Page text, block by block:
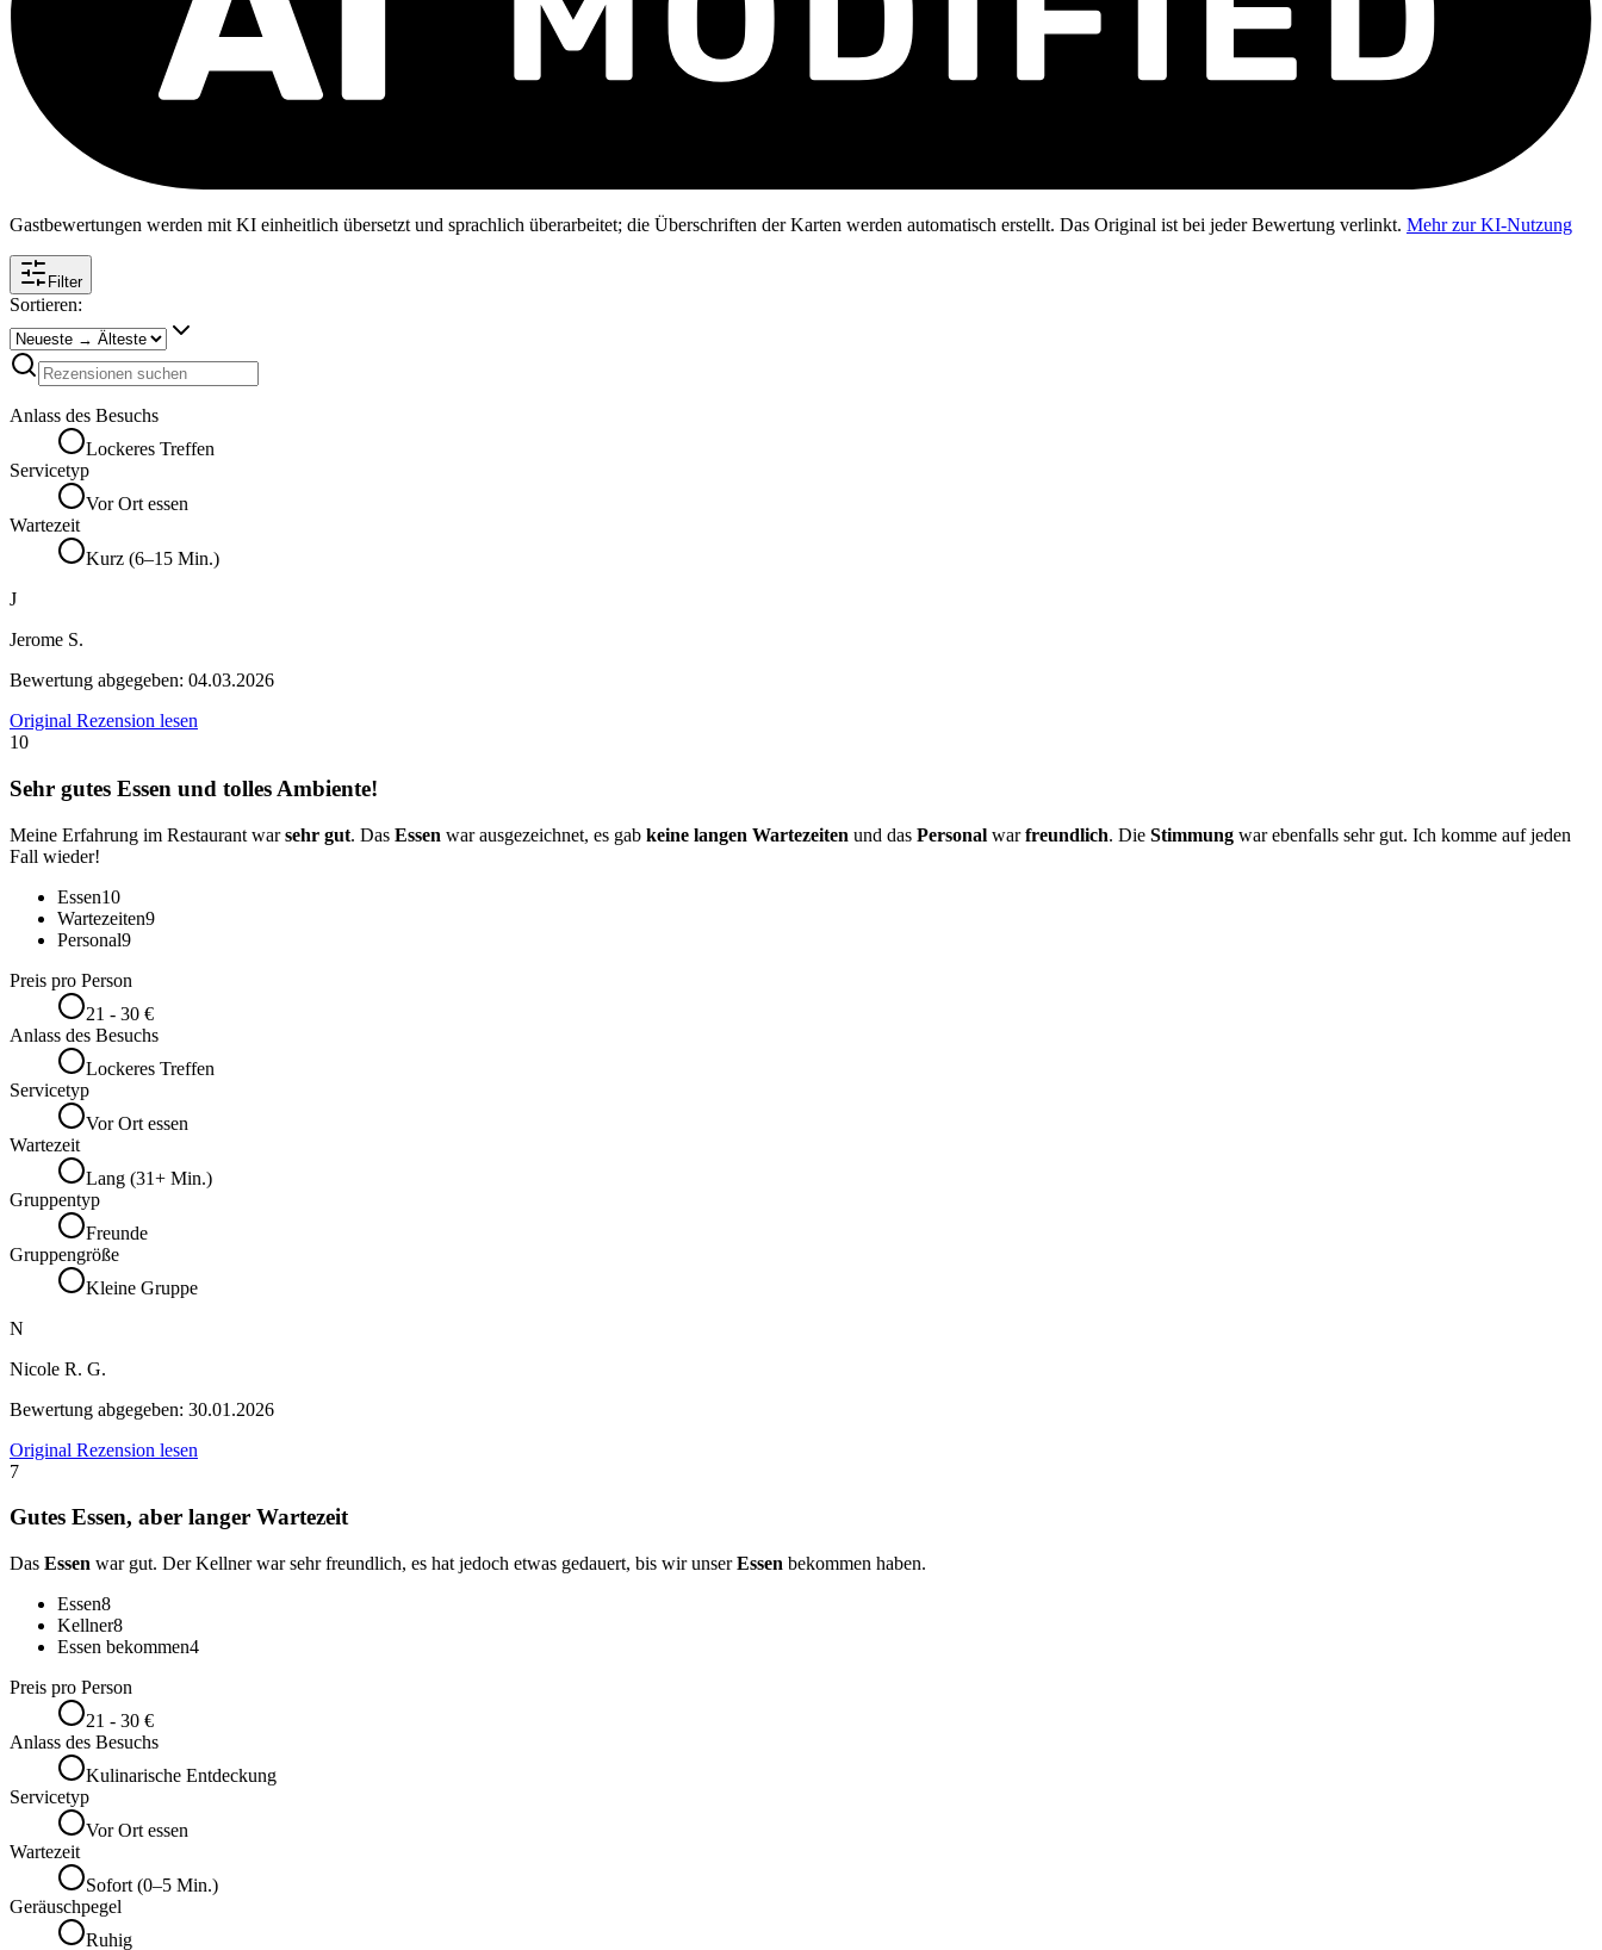
Gastbewertungen werden mit KI einheitlich übersetzt und sprachlich überarbeitet; die Überschriften der Karten werden automatisch erstellt. Das Original ist bei jeder Bewertung verlinkt. Mehr zur KI-Nutzung
Filter
Sortieren:
Anlass des Besuchs
Lockeres Treffen
Servicetyp
Vor Ort essen
Wartezeit
Kurz (6–15 Min.)
J
Jerome S.
Bewertung abgegeben: 04.03.2026
Original Rezension lesen
10
Sehr gutes Essen und tolles Ambiente!
Meine Erfahrung im Restaurant warsehr gut. Das Essen war ausgezeichnet, es gab keine langen Wartezeiten und das Personal warfreundlich. Die Stimmung war ebenfalls sehr gut. Ich komme auf jeden
Fall wieder!
Essen10
Wartezeiten9
Personal9
Preis pro Person
21 - 30 €
Anlass des Besuchs
Lockeres Treffen
Servicetyp
Vor Ort essen
Wartezeit
Lang (31+ Min.)
Gruppentyp
Freunde
Gruppengröße
Kleine Gruppe
N
Nicole R. G.
Bewertung abgegeben: 30.01.2026
Original Rezension lesen
7
Gutes Essen, aber langer Wartezeit
Das Essen war gut. Der Kellner war sehr freundlich, es hat jedoch etwas gedauert, bis wir unserEssen bekommen haben.
Essen8
Kellner8
Essen bekommen4
Preis pro Person
21 - 30 €
Anlass des Besuchs
Kulinarische Entdeckung
Servicetyp
Vor Ort essen
Wartezeit
Sofort (0–5 Min.)
Geräuschpegel
Ruhig